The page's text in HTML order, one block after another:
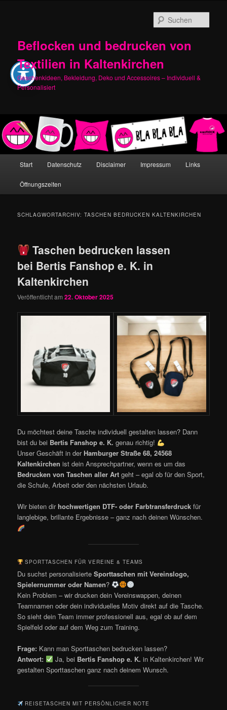
Beflocken und bedrucken von
Textilien in Kaltenkirchen
Geschenkideen, Bekleidung, Deko und Accessoires – Individuell &
Personalisiert
Start Datenschutz Disclaimer Impressum Links
Öffnungszeiten
SCHLAGWORTARCHIV:TASCHEN BEDRUCKEN KALTENKIRCHEN
Taschen bedrucken lassen
bei Bertis Fanshop e. K. in
Kaltenkirchen
Veröffentlicht am22. Oktober 2025
Du möchtest deine Tasche individuell gestalten lassen? Dann
bist du bei Bertis Fanshop e. K. genau richtig!
Unser Geschäft in der Hamburger Straße 68, 24568
Kaltenkirchen ist dein Ansprechpartner, wenn es um das
Bedrucken von Taschen aller Art geht – egal ob für den Sport,
die Schule, Arbeit oder den nächsten Urlaub.
Wir bieten dir hochwertigen DTF- oder Farbtransferdruck für
langlebige, brillante Ergebnisse – ganz nach deinen Wünschen.
SPORTTASCHEN FÜR VEREINE & TEAMS
Du suchst personalisierteSporttaschen mit Vereinslogo,
Spielernummer oder Namen?
Kein Problem – wir drucken dein Vereinswappen, deinen
Teamnamen oder dein individuelles Motiv direkt auf die Tasche.
So sieht dein Team immer professionell aus, egal ob auf dem
Spielfeld oder auf dem Weg zum Training.
Frage: Kann man Sporttaschen bedrucken lassen?
Antwort:
Ja, bei Bertis Fanshop e. K. in Kaltenkirchen! Wir
gestalten Sporttaschen ganz nach deinem Wunsch.
REISETASCHEN MIT PERSÖNLICHER NOTE